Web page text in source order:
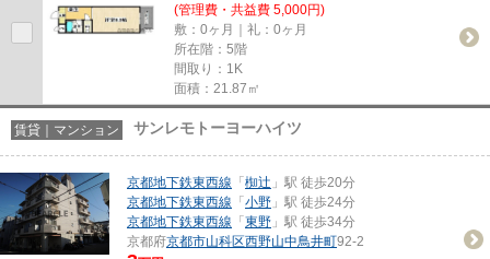
(管理費・共益費 5,000円)
敷：0ヶ月｜礼：0ヶ月
所在階：5階
間取り：1K
面積：21.87㎡
賃貸｜マンション サンレモトーヨーハイツ
京都地下鉄東西線 「 椥辻 」駅 徒歩20分
京都地下鉄東西線 「 小野 」駅 徒歩24分
京都地下鉄東西線 「 東野 」駅 徒歩34分
京都府京都市山科区西野山中鳥井町92-2